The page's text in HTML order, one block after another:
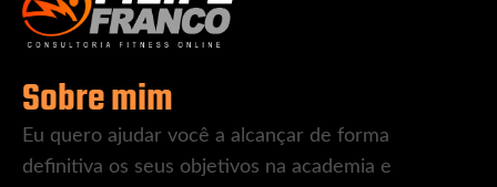
Sobre mim
Eu quero ajudar você a alcançar de forma
definitiva os seus objetivos na academia e